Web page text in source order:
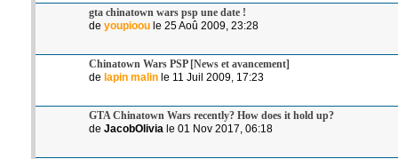
gta chinatown wars psp une date !
de youpiooule 25 Aoû 2009, 23:28
Chinatown Wars PSP [News et avancement]
de lapin malinle 11 Juil 2009, 17:23
GTA Chinatown Wars recently? How does it hold up?
de JacobOlivia le 01 Nov 2017, 06:18